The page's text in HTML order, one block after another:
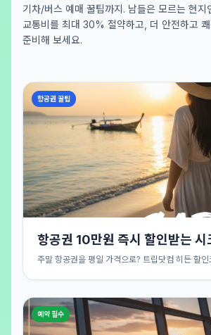
기차/버스 예매 꿀팁까지. 남들은 모르는 현지
교통비를 최대 30% 절약하고, 더 안전하고
준비해 보세요.
항공권 꿀팁
항공권 10만원 즉시 할인받는 시
주말 항공권을 평일 가격으로? 트립닷컴 히든 할
예약 필수